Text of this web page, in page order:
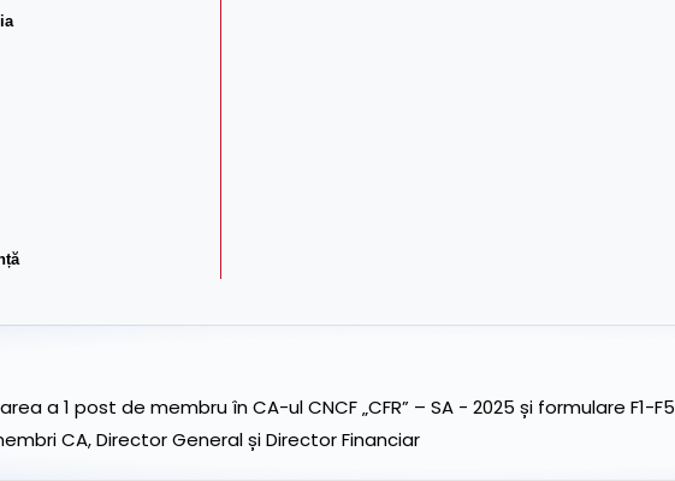
a 1 post de membru în CA-ul CNCF „CFR” – SA - 2025 și formulare F1-F5
CA, Director General și Director Financiar